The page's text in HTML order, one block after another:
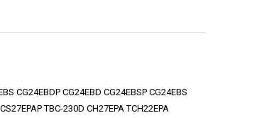
CG24EBDP CG24EBD CG24EBSP CG24EBS
TBC-230D CH27EPA TCH22EPA